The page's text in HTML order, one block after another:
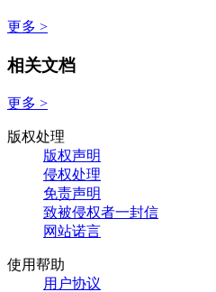
更多 >
相关文档
更多 >
版权处理
版权声明
侵权处理
免责声明
致被侵权者一封信
网站诺言
使用帮助
用户协议